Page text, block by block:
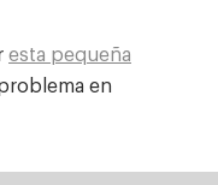
esta pequeña
en